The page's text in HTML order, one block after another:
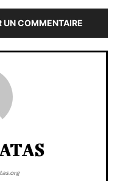
UN COMMENTAIRE